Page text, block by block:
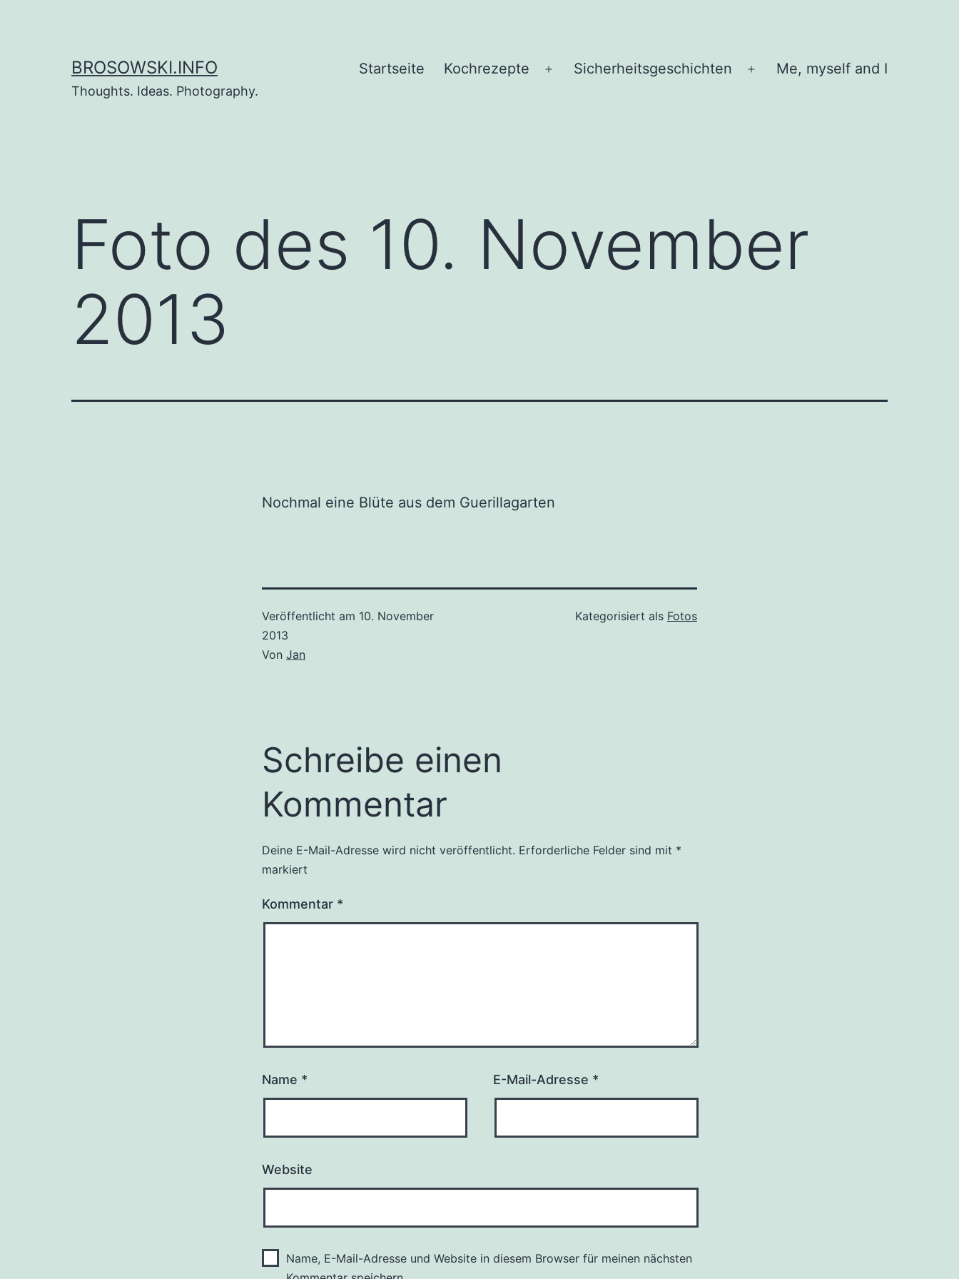
BROSOWSKI.INFO
Thoughts. Ideas. Photography.
Startseite Kochrezepte
Menü
Sicherheitsgeschichten
Menü
Me, myself and I
Foto des 10. November
2013
Nochmal eine Blüte aus dem Guerillagarten
Veröffentlicht am 10. November
2013
Von Jan
Kategorisiert als Fotos
Schreibe einen
Kommentar
Deine E-Mail-Adresse wird nicht veröffentlicht. Erforderliche Felder sind mit *
markiert
Kommentar *
Name * E-Mail-Adresse *
Website
Name, E-Mail-Adresse und Website in diesem Browser für meinen nächsten